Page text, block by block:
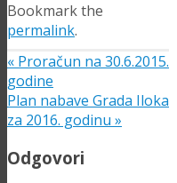
Bookmark the
permalink.
« Proračun na 30.6.2015.
godine
Plan nabave Grada Iloka
za 2016. godinu »
Odgovori